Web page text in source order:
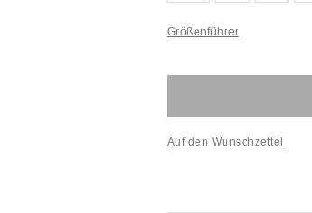
Größenführer
Auf den Wunschzettel